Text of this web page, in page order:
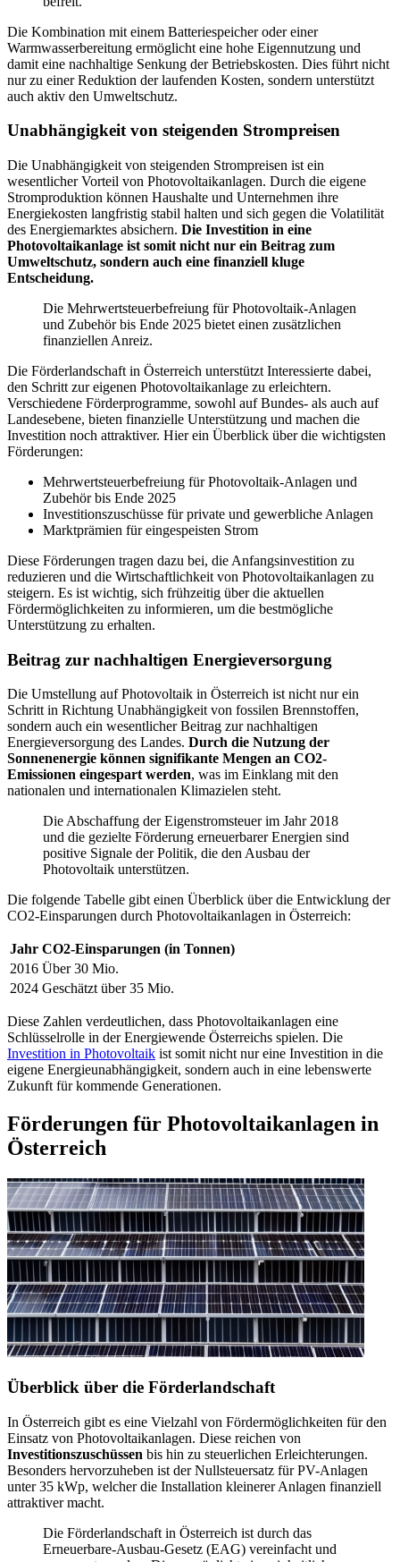
Die Kombination mit einem Batteriespeicher oder einer
Warmwasserbereitung ermöglicht eine hohe Eigennutzung und
damit eine nachhaltige Senkung der Betriebskosten. Dies führt nicht
nur zu einer Reduktion der laufenden Kosten, sondern unterstützt
auch aktiv den Umweltschutz.
Unabhängigkeit von steigenden Strompreisen
Die Unabhängigkeit von steigenden Strompreisen ist ein
wesentlicher Vorteil von Photovoltaikanlagen. Durch die eigene
Stromproduktion können Haushalte und Unternehmen ihre
Energiekosten langfristig stabil halten und sich gegen die Volatilität
des Energiemarktes absichern. Die Investition in eine
Photovoltaikanlage ist somit nicht nur ein Beitrag zum
Umweltschutz, sondern auch eine finanziell kluge
Entscheidung.
Die Mehrwertsteuerbefreiung für Photovoltaik-Anlagen
und Zubehör bis Ende 2025 bietet einen zusätzlichen
finanziellen Anreiz.
Die Förderlandschaft in Österreich unterstützt Interessierte dabei,
den Schritt zur eigenen Photovoltaikanlage zu erleichtern.
Verschiedene Förderprogramme, sowohl auf Bundes- als auch auf
Landesebene, bieten finanzielle Unterstützung und machen die
Investition noch attraktiver. Hier ein Überblick über die wichtigsten
Förderungen:
Mehrwertsteuerbefreiung für Photovoltaik-Anlagen und
Zubehör bis Ende 2025
Investitionszuschüsse für private und gewerbliche Anlagen
Marktprämien für eingespeisten Strom
Diese Förderungen tragen dazu bei, die Anfangsinvestition zu
reduzieren und die Wirtschaftlichkeit von Photovoltaikanlagen zu
steigern. Es ist wichtig, sich frühzeitig über die aktuellen
Fördermöglichkeiten zu informieren, um die bestmögliche
Unterstützung zu erhalten.
Beitrag zur nachhaltigen Energieversorgung
Die Umstellung auf Photovoltaik in Österreich ist nicht nur ein
Schritt in Richtung Unabhängigkeit von fossilen Brennstoffen,
sondern auch ein wesentlicher Beitrag zur nachhaltigen
Energieversorgung des Landes. Durch die Nutzung der
Sonnenenergie können signifikante Mengen an CO2-
Emissionen eingespart werden, was im Einklang mit den
nationalen und internationalen Klimazielen steht.
Die Abschaffung der Eigenstromsteuer im Jahr 2018
und die gezielte Förderung erneuerbarer Energien sind
positive Signale der Politik, die den Ausbau der
Photovoltaik unterstützen.
Die folgende Tabelle gibt einen Überblick über die Entwicklung der
CO2-Einsparungen durch Photovoltaikanlagen in Österreich:
Jahr CO2-Einsparungen (in Tonnen)
2016 Über 30 Mio.
2024 Geschätzt über 35 Mio.
Diese Zahlen verdeutlichen, dass Photovoltaikanlagen eine
Schlüsselrolle in der Energiewende Österreichs spielen. Die
Investition in Photovoltaik ist somit nicht nur eine Investition in die
eigene Energieunabhängigkeit, sondern auch in eine lebenswerte
Zukunft für kommende Generationen.
Förderungen für Photovoltaikanlagen in
Österreich
Überblick über die Förderlandschaft
In Österreich gibt es eine Vielzahl von Fördermöglichkeiten für den
Einsatz von Photovoltaikanlagen. Diese reichen von
Investitionszuschüssen bis hin zu steuerlichen Erleichterungen.
Besonders hervorzuheben ist der Nullsteuersatz für PV-Anlagen
unter 35 kWp, welcher die Installation kleinerer Anlagen finanziell
attraktiver macht.
Die Förderlandschaft in Österreich ist durch das
Erneuerbare-Ausbau-Gesetz (EAG) vereinfacht und